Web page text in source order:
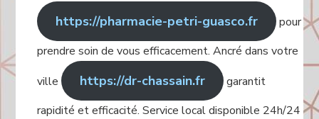
https://pharmacie-petri-guasco.fr
pour
prendre soin de vous efficacement. Ancré dans votre
ville
https://dr-chassain.fr
garantit
rapidité et efficacité. Service local disponible 24h/24